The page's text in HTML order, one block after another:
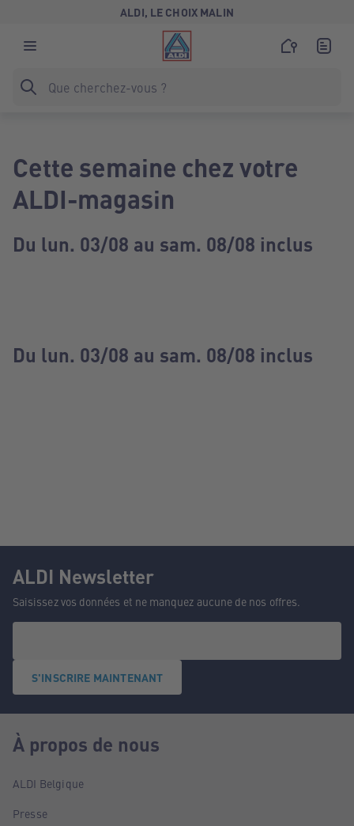
ALDI, LE CHOIX MALIN
Cette semaine chez votre
ALDI-magasin
Du lun. 03/08 au sam. 08/08 inclus
Du lun. 03/08 au sam. 08/08 inclus
ALDI Newsletter
Saisissez vos données et ne manquez aucune de nos offres.
S'INSCRIRE MAINTENANT
À propos de nous
ALDI Belgique
Presse